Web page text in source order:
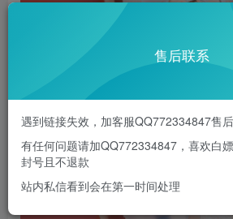
售后联系
遇到链接失效，加客服QQ772334847售后
有任何问题请加QQ772334847，喜欢白
封号且不退款
站内私信看到会在第一时间处理